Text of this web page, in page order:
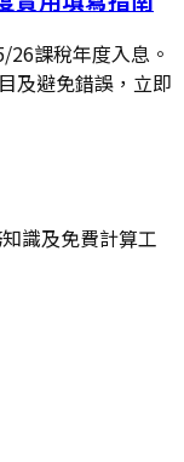
課稅年度入息。
及避免錯誤，立即
識及免費計算工